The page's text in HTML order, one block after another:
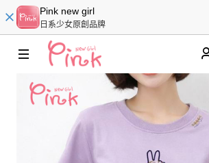
Pink new girl
日系少女原創品牌